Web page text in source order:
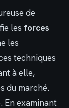
de
les forces
les
techniques
à elle,
du marché.
En examinant